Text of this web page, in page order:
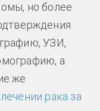
но более
УЗИ,
а
же
лечении рака за